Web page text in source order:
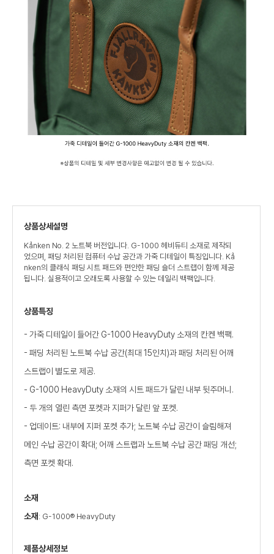
상품상세설명
Kånken No. 2 노트북 버전입니다. G-1000 헤비듀티 소재로 제작되
었으며, 패딩 처리된 컴퓨터 수납 공간과 가죽 디테일이 특징입니다. Kå
nken의 클래식 패딩 시트 패드와 편안한 패딩 숄더 스트랩이 함께 제공
됩니다. 실용적이고 오래도록 사용할 수 있는 데일리 백팩입니다.
상품특징
- 가죽 디테일이 들어간 G-1000 HeavyDuty 소재의 칸켄 백팩.
- 패딩 처리된 노트북 수납 공간(최대 15인치)과 패딩 처리된 어깨
스트랩이 별도로 제공.
- G-1000 HeavyDuty 소재의 시트 패드가 달린 내부 뒷주머니.
- 두 개의 열린 측면 포켓과 지퍼가 달린 앞 포켓.
- 업데이트: 내부에 지퍼 포켓 추가; 노트북 수납 공간이 슬림해져
메인 수납 공간이 확대; 어깨 스트랩과 노트북 수납 공간 패딩 개선;
측면 포켓 확대.
소재
소재: G-1000® HeavyDuty
제품상세정보